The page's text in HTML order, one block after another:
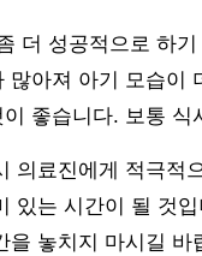
더 성공적으로 하
많아져 아기 모습이
좋습니다. 보통
의료진에게 적극적
있는 시간이 될 것
을 놓치지 마시길 바